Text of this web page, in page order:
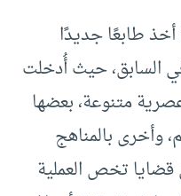
أخذ طابعًا جديدًا
السابق، حيث أُدخلت
متنوعة، بعضها
وأخرى بالمناهج
قضايا تخص العملية